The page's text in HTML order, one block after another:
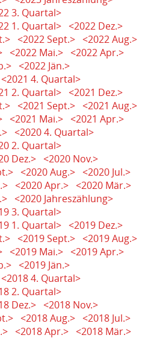
3. Quartal>
1. Quartal> <2022 Dez.>
<2022 Sept.> <2022 Aug.>
<2022 Mai.> <2022 Apr.>
<2022 Jän.>
<2021 4. Quartal>
2. Quartal> <2021 Dez.>
<2021 Sept.> <2021 Aug.>
<2021 Mai.> <2021 Apr.>
<2020 4. Quartal>
2. Quartal>
Dez.> <2020 Nov.>
<2020 Aug.> <2020 Jul.>
<2020 Apr.> <2020 Mär.>
<2020 Jahreszählung>
3. Quartal>
1. Quartal> <2019 Dez.>
<2019 Sept.> <2019 Aug.>
<2019 Mai.> <2019 Apr.>
<2019 Jän.>
<2018 4. Quartal>
2. Quartal>
Dez.> <2018 Nov.>
<2018 Aug.> <2018 Jul.>
<2018 Apr.> <2018 Mär.>